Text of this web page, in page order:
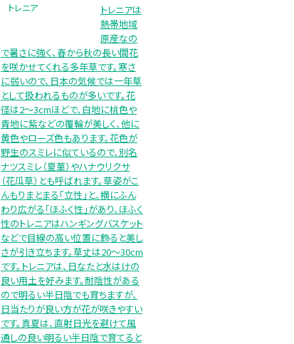
トレニア
トレニアは
熱帯地域
原産なの
で暑さに強く、春から秋の長い間花
を咲かせてくれる多年草です。寒さ
に弱いので、日本の気候では一年草
として扱われるものが多いです。花
径は2～3cmほどで、白地に桃色や
青地に紫などの覆輪が美しく、他に
黄色やローズ色もあります。花色が
野生のスミレに似ているので、別名
ナツスミレ（夏菫）やハナウリクサ
（花瓜草）とも呼ばれます。草姿がこ
んもりまとまる「立性」と、横にふん
わり広がる「ほふく性」があり、ほふく
性のトレニアはハンギングバスケット
などで目線の高い位置に飾ると美し
さが引き立ちます。草丈は20～30cm
です。トレニアは、日なたと水はけの
良い用土を好みます。耐陰性がある
ので明るい半日陰でも育ちますが、
日当たりが良い方が花が咲きやすい
です。真夏は、直射日光を避けて風
通しの良い明るい半日陰で育てると